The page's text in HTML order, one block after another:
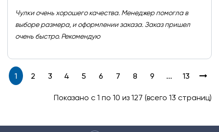
Чулки очень хорошего качества. Менеджер помогла в
выборе размера, и оформлении заказа. Заказ пришел
очень быстро. Рекомендую
1 2 3 4 5 6 7 8 9 ... 13
Показано с 1 по 10 из 127 (всего 13 страниц)